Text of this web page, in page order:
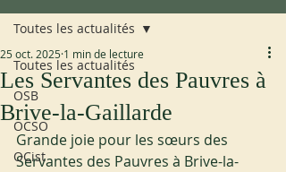
Toutes les actualités
OSB
OCSO
OCist
Toutes les actualités
Les Servantes des Pauvres à
Brive-la-Gaillarde
25 oct. 2025 1 min de lecture
Grande joie pour les sœurs des
Servantes des Pauvres à Brive-la-